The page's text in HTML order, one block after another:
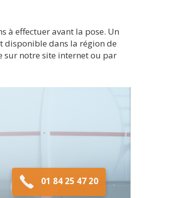
effectuer avant la pose. Un
disponible dans la région de
sur notre site internet ou par
01 84 25 47 20